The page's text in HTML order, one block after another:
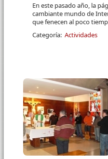
En este pasado año, la
cambiante mundo de
que fenecen al poco
Categoría: Actividades